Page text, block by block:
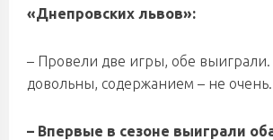
«Днепровских львов»:
– Провели две игры, обе выиграли.
довольны, содержанием – не очень.
– Впервые в сезоне выиграли